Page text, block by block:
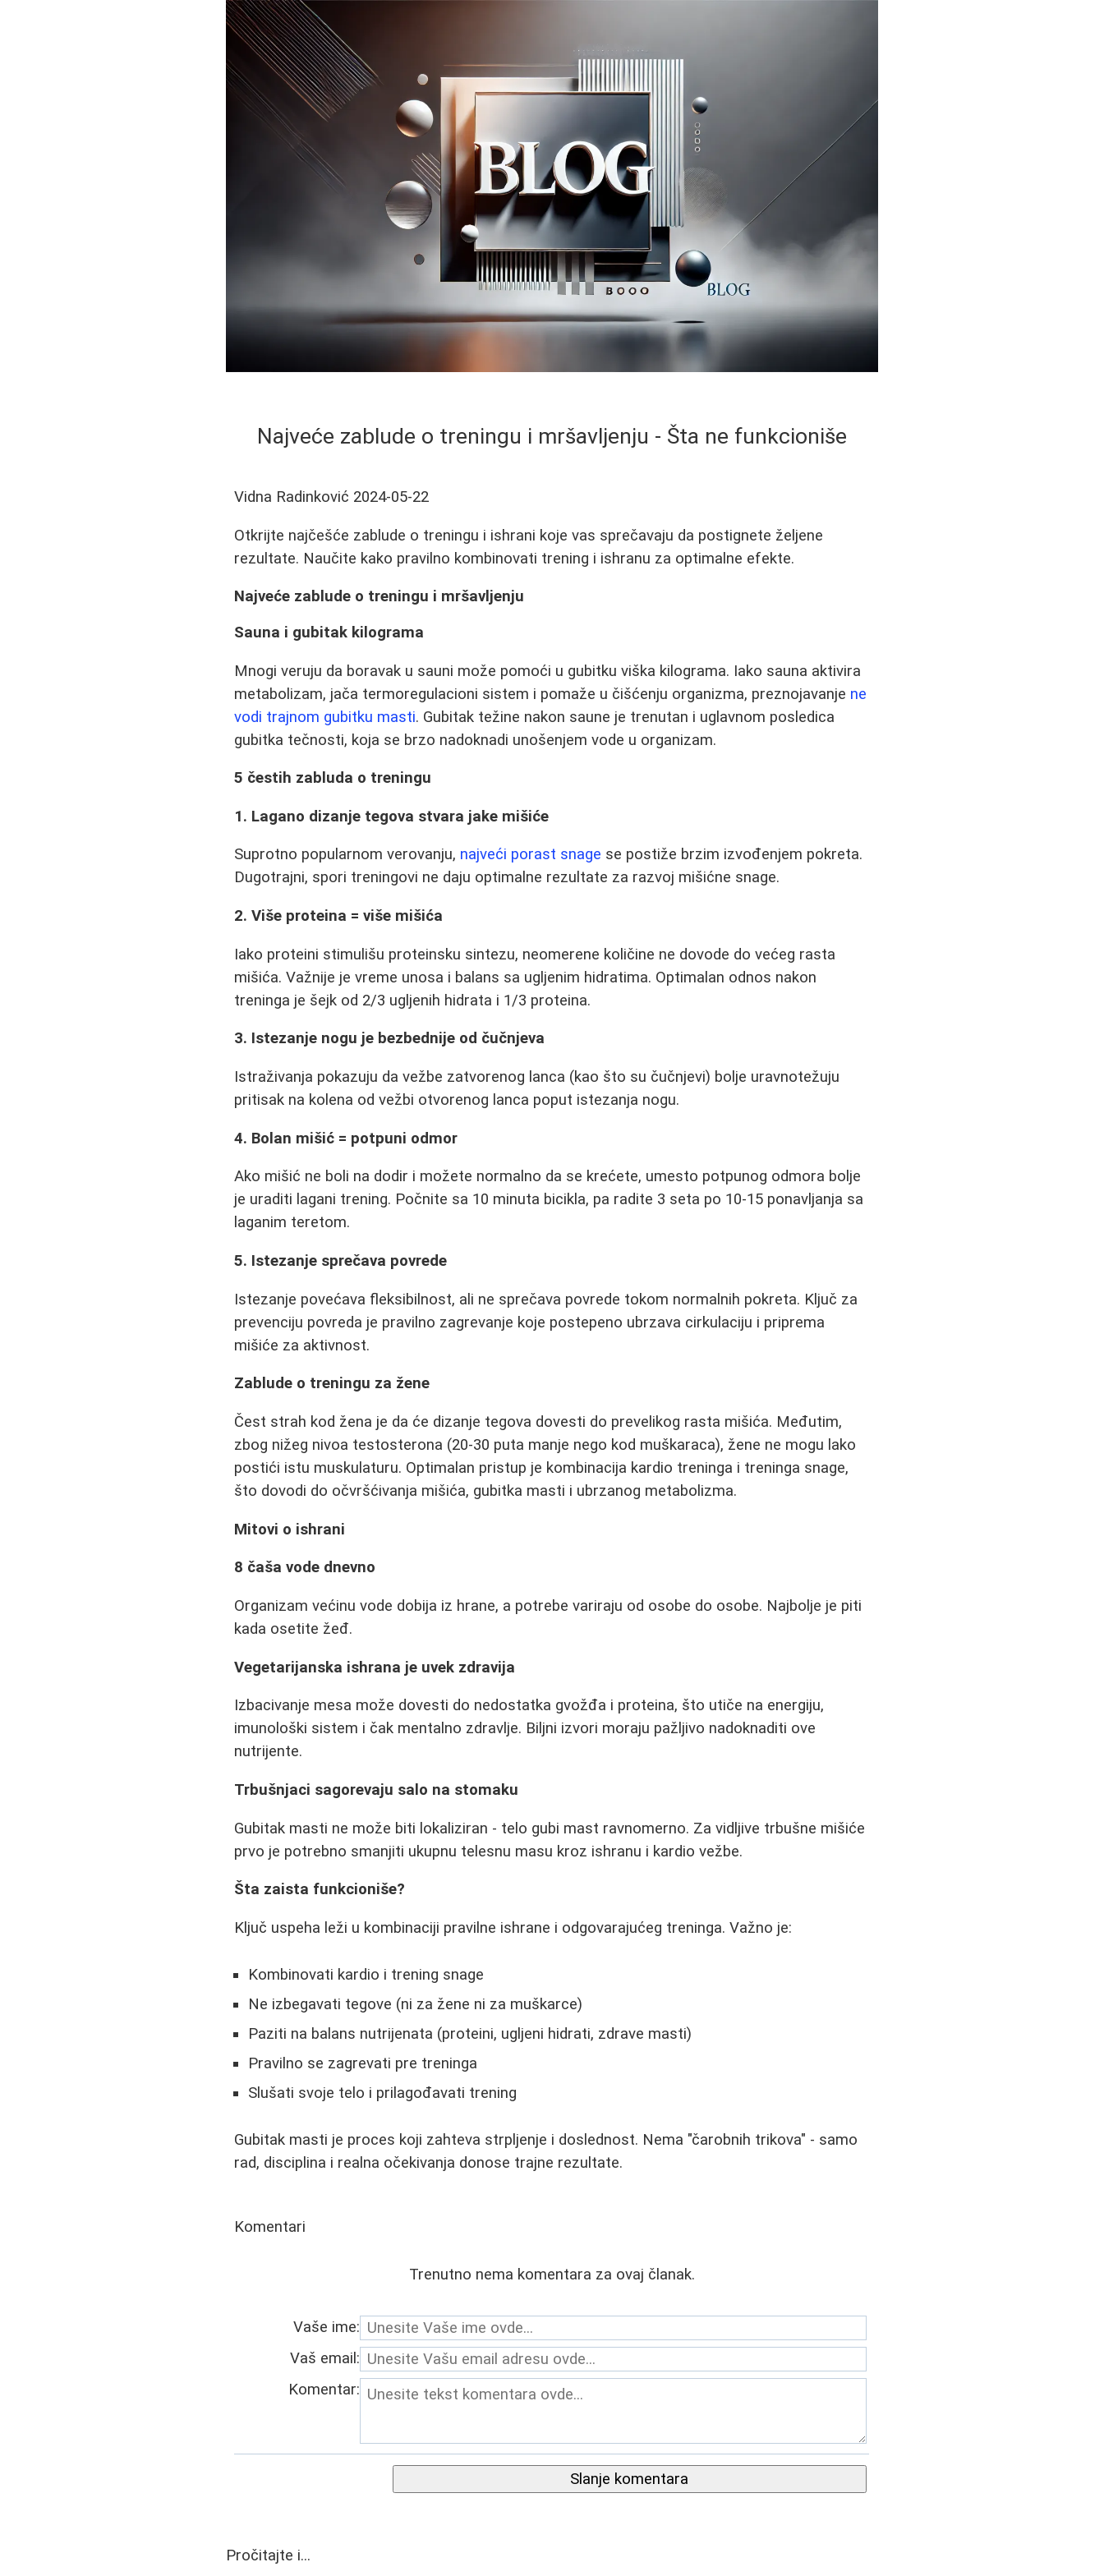
Najveće zablude o treningu i mršavljenju - Šta ne funkcioniše
Vidna Radinković 2024-05-22
Otkrijte najčešće zablude o treningu i ishrani koje vas sprečavaju da postignete željene
rezultate. Naučite kako pravilno kombinovati trening i ishranu za optimalne efekte.
Najveće zablude o treningu i mršavljenju
Sauna i gubitak kilograma
Mnogi veruju da boravak u sauni može pomoći u gubitku viška kilograma. Iako sauna aktivira
metabolizam, jača termoregulacioni sistem i pomaže u čišćenju organizma, preznojavanje ne
vodi trajnom gubitku masti. Gubitak težine nakon saune je trenutan i uglavnom posledica
gubitka tečnosti, koja se brzo nadoknadi unošenjem vode u organizam.
5 čestih zabluda o treningu
1. Lagano dizanje tegova stvara jake mišiće
Suprotno popularnom verovanju, najveći porast snage se postiže brzim izvođenjem pokreta.
Dugotrajni, spori treningovi ne daju optimalne rezultate za razvoj mišićne snage.
2. Više proteina = više mišića
Iako proteini stimulišu proteinsku sintezu, neomerene količine ne dovode do većeg rasta
mišića. Važnije je vreme unosa i balans sa ugljenim hidratima. Optimalan odnos nakon
treninga je šejk od 2/3 ugljenih hidrata i 1/3 proteina.
3. Istezanje nogu je bezbednije od čučnjeva
Istraživanja pokazuju da vežbe zatvorenog lanca (kao što su čučnjevi) bolje uravnotežuju
pritisak na kolena od vežbi otvorenog lanca poput istezanja nogu.
4. Bolan mišić = potpuni odmor
Ako mišić ne boli na dodir i možete normalno da se krećete, umesto potpunog odmora bolje
je uraditi lagani trening. Počnite sa 10 minuta bicikla, pa radite 3 seta po 10-15 ponavljanja sa
laganim teretom.
5. Istezanje sprečava povrede
Istezanje povećava fleksibilnost, ali ne sprečava povrede tokom normalnih pokreta. Ključ za
prevenciju povreda je pravilno zagrevanje koje postepeno ubrzava cirkulaciju i priprema
mišiće za aktivnost.
Zablude o treningu za žene
Čest strah kod žena je da će dizanje tegova dovesti do prevelikog rasta mišića. Međutim,
zbog nižeg nivoa testosterona (20-30 puta manje nego kod muškaraca), žene ne mogu lako
postići istu muskulaturu. Optimalan pristup je kombinacija kardio treninga i treninga snage,
što dovodi do očvršćivanja mišića, gubitka masti i ubrzanog metabolizma.
Mitovi o ishrani
8 čaša vode dnevno
Organizam većinu vode dobija iz hrane, a potrebe variraju od osobe do osobe. Najbolje je piti
kada osetite žeđ.
Vegetarijanska ishrana je uvek zdravija
Izbacivanje mesa može dovesti do nedostatka gvožđa i proteina, što utiče na energiju,
imunološki sistem i čak mentalno zdravlje. Biljni izvori moraju pažljivo nadoknaditi ove
nutrijente.
Trbušnjaci sagorevaju salo na stomaku
Gubitak masti ne može biti lokaliziran - telo gubi mast ravnomerno. Za vidljive trbušne mišiće
prvo je potrebno smanjiti ukupnu telesnu masu kroz ishranu i kardio vežbe.
Šta zaista funkcioniše?
Ključ uspeha leži u kombinaciji pravilne ishrane i odgovarajućeg treninga. Važno je:
Kombinovati kardio i trening snage
Ne izbegavati tegove (ni za žene ni za muškarce)
Paziti na balans nutrijenata (proteini, ugljeni hidrati, zdrave masti)
Pravilno se zagrevati pre treninga
Slušati svoje telo i prilagođavati trening
Gubitak masti je proces koji zahteva strpljenje i doslednost. Nema "čarobnih trikova" - samo
rad, disciplina i realna očekivanja donose trajne rezultate.
Komentari
Trenutno nema komentara za ovaj članak.
Vaše ime:
Vaš email:
Komentar:
Slanje komentara
Pročitajte i...